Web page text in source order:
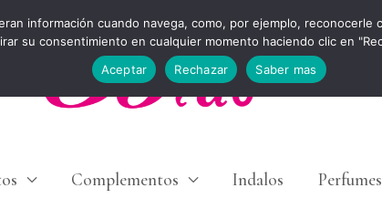
Complementos Indalos Perfumes
información cuando navega, como, por ejemplo,
su consentimiento en cualquier momento haciendo clic en
Aceptar
Rechazar Saber mas